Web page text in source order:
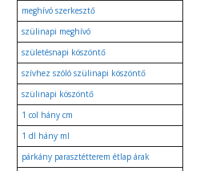
meghívó szerkesztő
szülinapi meghívó
születésnapi köszöntő
szívhez szóló szülinapi köszöntő
szülinapi köszöntő
1 col hány cm
1 dl hány ml
párkány parasztétterem étlap árak